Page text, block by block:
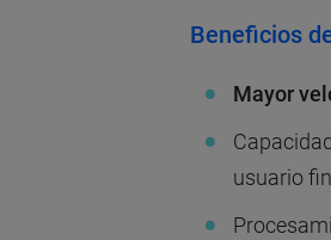
Beneficios
Mayor
usuario